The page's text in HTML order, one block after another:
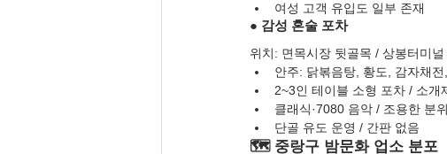
여성 고객 유입도 일부 존재
● 감성 혼술 포차
위치: 면목시장 뒷골목 / 상봉터미
안주: 닭볶음탕, 황도, 감자채
2~3인 테이블 소형 포차 / 소개
클래식·7080 음악 / 조용한 분
단골 유도 운영 / 간판 없음
🗺️ 중랑구 밤문화 업소 분포